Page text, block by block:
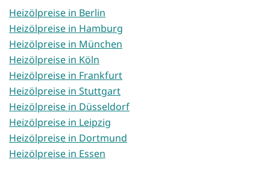
Heizölpreise in Berlin
Heizölpreise in Hamburg
Heizölpreise in München
Heizölpreise in Köln
Heizölpreise in Frankfurt
Heizölpreise in Stuttgart
Heizölpreise in Düsseldorf
Heizölpreise in Leipzig
Heizölpreise in Dortmund
Heizölpreise in Essen